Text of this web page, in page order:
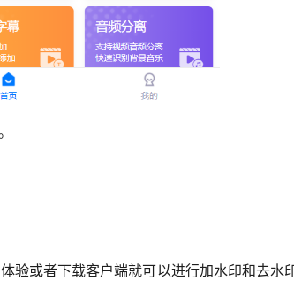
或者下载客户端就可以进行加水印和去水